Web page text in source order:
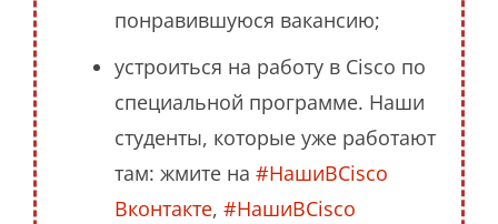
понравившуюся вакансию;
устроиться на работу в Cisco по
специальной программе. Наши
студенты, которые уже работают
там: жмите на #НашиВCisco
Вконтакте, #НашиВCisco